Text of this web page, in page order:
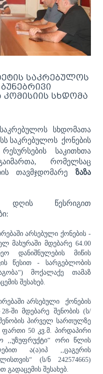
საკრებულოს
კომისიის სხდომა
სხდომათა
საკრებულოს ქონების
საკითხთა
რომელსაც
თავმჯდომარე ზაზა
დღის წესრიგით
არსებული ქონების -
მახურაში მდებარე 64.00
დანიშნულების მიწის
წესით - სარგებლობის
მოქალაქე თამაზ
შესახებ.
არსებული
ქონების
28-ში მდებარე შენობის (ს/
პირველ სართულზე
50 კვ.მ. პირდაპირი
,,უზუფრუქტი“ ორი წლის
ა(ა)იპ ,,ცაგერის
(ს/ნ 242574665)
გადაცემის შესახებ.